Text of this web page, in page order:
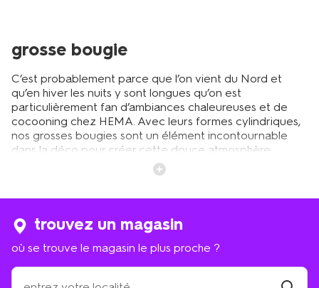
grosse bougie
C’est probablement parce que l’on vient du Nord et
qu’en hiver les nuits y sont longues qu’on est
particulièrement fan d’ambiances chaleureuses et de
cocooning chez HEMA. Avec leurs formes cylindriques,
nos grosses bougies sont un élément incontournable
dans la déco pour créer cette douce atmosphère
calfeutrée et pendant les sombres soirées d’automne.
Ces grosses bougies, apportent une lueur chaleureuse
ou sur la table un dîner somptueux, nos grosses bougies
s'harmonisent parfaitement avec tout style de déco.
Disposez-les isolées ou, mieux encore, en petits groupes
de 3 ou 5, sur le rebord d’une fenêtre, une étagère une
trouvez un magasin
où se trouve le magasin le plus proche ?
où